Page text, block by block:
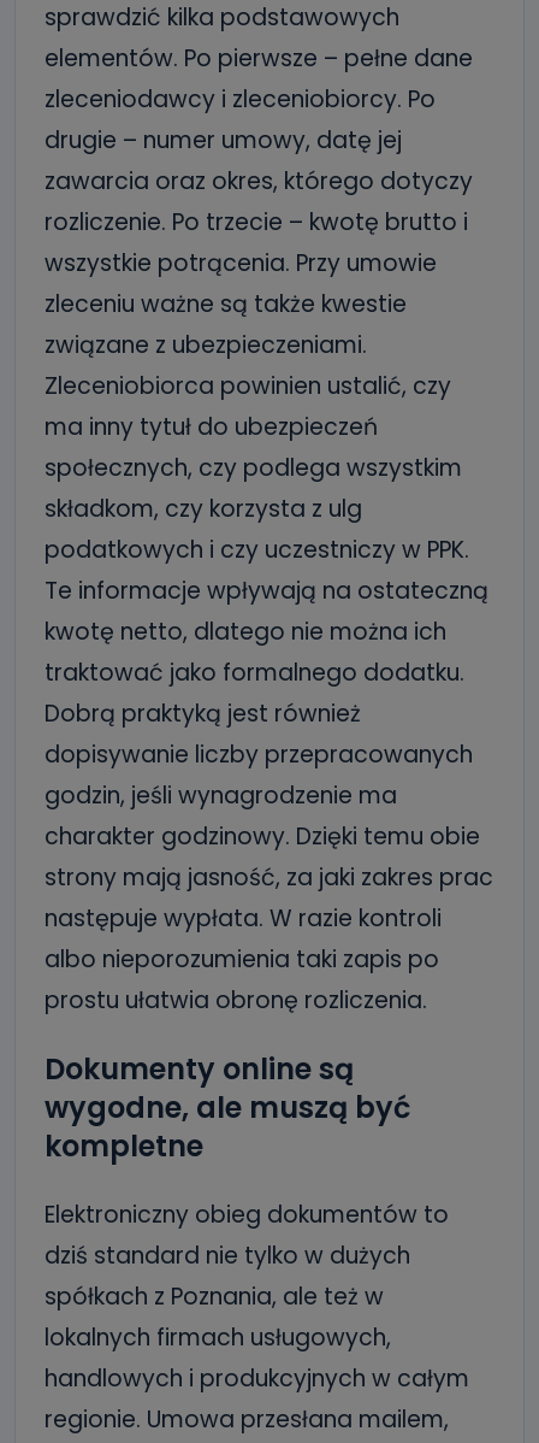
sprawdzić kilka podstawowych
elementów. Po pierwsze – pełne dane
zleceniodawcy i zleceniobiorcy. Po
drugie – numer umowy, datę jej
zawarcia oraz okres, którego dotyczy
rozliczenie. Po trzecie – kwotę brutto i
wszystkie potrącenia. Przy umowie
zleceniu ważne są także kwestie
związane z ubezpieczeniami.
Zleceniobiorca powinien ustalić, czy
ma inny tytuł do ubezpieczeń
społecznych, czy podlega wszystkim
składkom, czy korzysta z ulg
podatkowych i czy uczestniczy w PPK.
Te informacje wpływają na ostateczną
kwotę netto, dlatego nie można ich
traktować jako formalnego dodatku.
Dobrą praktyką jest również
dopisywanie liczby przepracowanych
godzin, jeśli wynagrodzenie ma
charakter godzinowy. Dzięki temu obie
strony mają jasność, za jaki zakres prac
następuje wypłata. W razie kontroli
albo nieporozumienia taki zapis po
prostu ułatwia obronę rozliczenia.
Dokumenty online są
wygodne, ale muszą być
kompletne
Elektroniczny obieg dokumentów to
dziś standard nie tylko w dużych
spółkach z Poznania, ale też w
lokalnych firmach usługowych,
handlowych i produkcyjnych w całym
regionie. Umowa przesłana mailem,